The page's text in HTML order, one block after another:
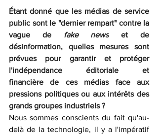
Étant donné que les médias de service
public sont le "dernier rempart" contre la
vague de fake news et de
désinformation, quelles mesures sont
prévues pour garantir et protéger
l'indépendance éditoriale et
financière de ces médias face aux
pressions politiques ou aux intérêts des
grands groupes industriels ?
Nous sommes conscients du fait qu'au-
delà de la technologie, il y a l'impératif